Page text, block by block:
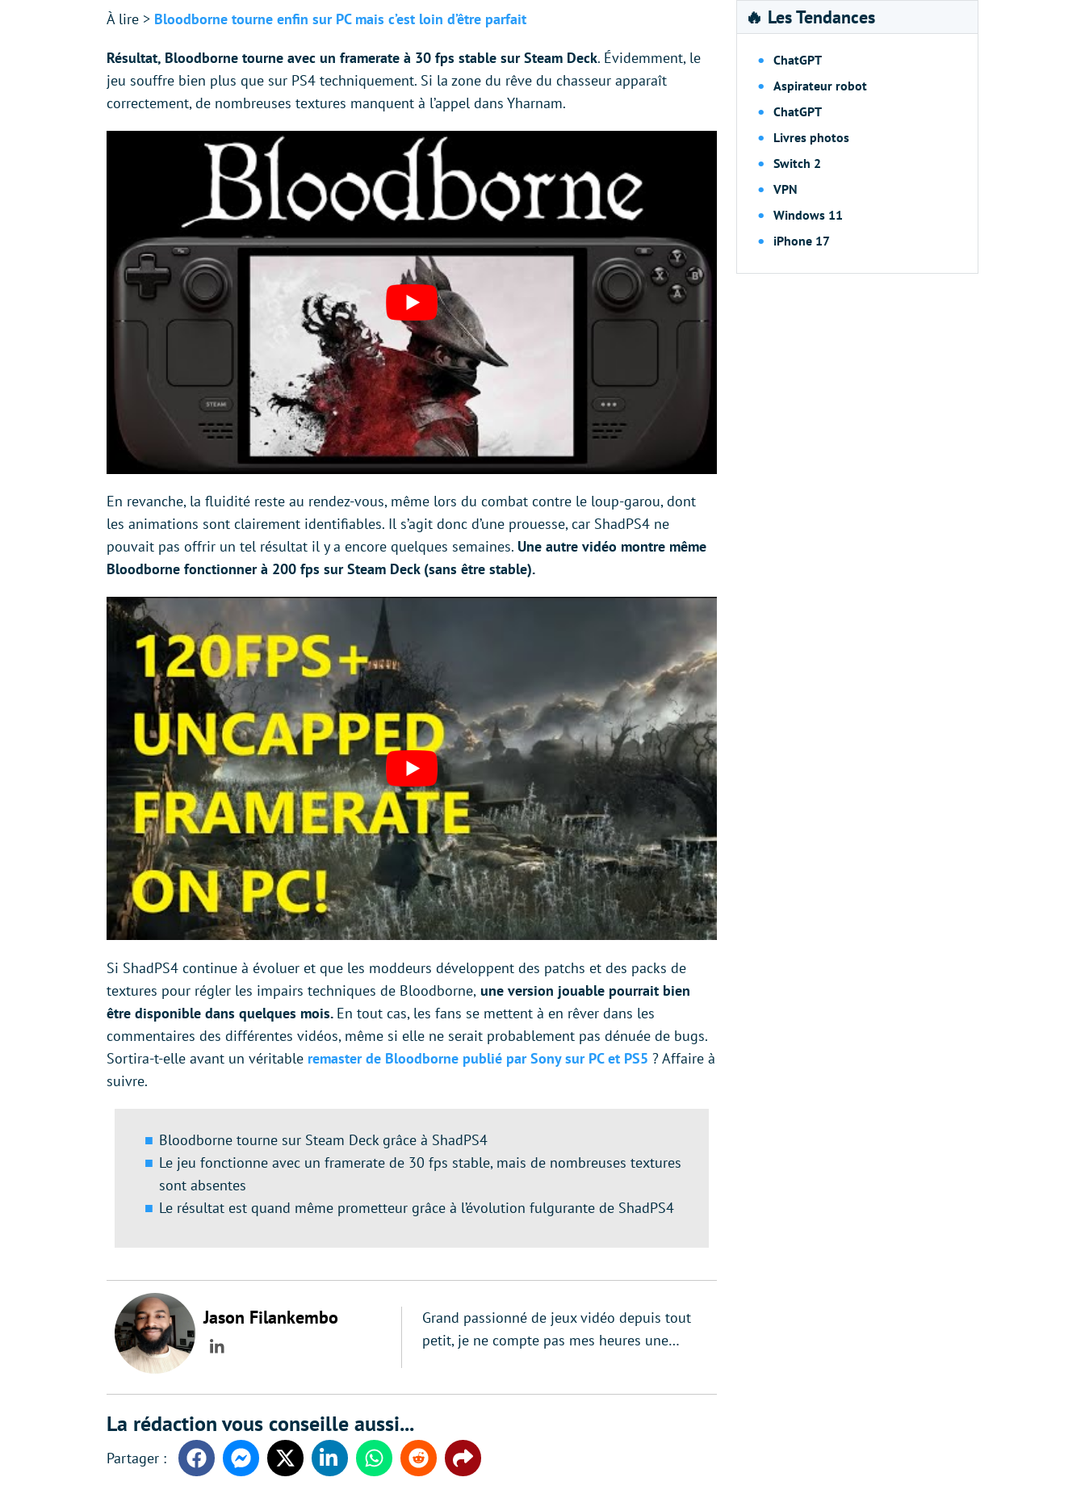
À lire > Bloodborne tourne enfin sur PC mais c’est loin d’être parfait
Résultat, Bloodborne tourne avec un framerate à 30 fps stable sur Steam Deck. Évidemment, le
jeu souffre bien plus que sur PS4 techniquement. Si la zone du rêve du chasseur apparaît
correctement, de nombreuses textures manquent à l’appel dans Yharnam.
En revanche, la fluidité reste au rendez-vous, même lors du combat contre le loup-garou, dont
les animations sont clairement identifiables. Il s’agit donc d’une prouesse, car ShadPS4 ne
pouvait pas offrir un tel résultat il y a encore quelques semaines. Une autre vidéo montre même
Bloodborne fonctionner à 200 fps sur Steam Deck (sans être stable).
Si ShadPS4 continue à évoluer et que les moddeurs développent des patchs et des packs de
textures pour régler les impairs techniques de Bloodborne, une version jouable pourrait bien
être disponible dans quelques mois. En tout cas, les fans se mettent à en rêver dans les
commentaires des différentes vidéos, même si elle ne serait probablement pas dénuée de bugs.
Sortira-t-elle avant un véritable remaster de Bloodborne publié par Sony sur PC et PS5 ? Affaire à
suivre.
Bloodborne tourne sur Steam Deck grâce à ShadPS4
Le jeu fonctionne avec un framerate de 30 fps stable, mais de nombreuses textures
sont absentes
Le résultat est quand même prometteur grâce à l’évolution fulgurante de ShadPS4
Jason Filankembo
LinkedIn
Grand passionné de jeux vidéo depuis tout
petit, je ne compte pas mes heures une…
La rédaction vous conseille aussi...
FacebookMessengerTwitter LinkedinWhatsappReddit Share
🔥 Les Tendances
ChatGPT
Aspirateur robot
ChatGPT
Livres photos
Switch 2
VPN
Windows 11
iPhone 17